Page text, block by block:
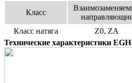
Класс
Класс натяга
Z0, ZA
Технические характеристики